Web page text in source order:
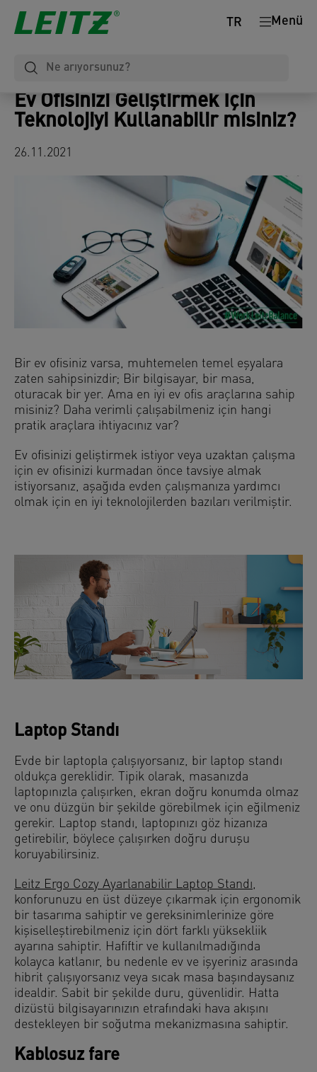
Menü
TR
Ev Ofisinizi Geliştirmek İçin
Teknolojiyi Kullanabilir misiniz?
26.11.2021
Bir ev ofisiniz varsa, muhtemelen temel eşyalara
zaten sahipsinizdir; Bir bilgisayar, bir masa,
oturacak bir yer. Ama en iyi ev ofis araçlarına sahip
misiniz? Daha verimli çalışabilmeniz için hangi
pratik araçlara ihtiyacınız var?
Ev ofisinizi geliştirmek istiyor veya uzaktan çalışma
için ev ofisinizi kurmadan önce tavsiye almak
istiyorsanız, aşağıda evden çalışmanıza yardımcı
olmak için en iyi teknolojilerden bazıları verilmiştir.
Laptop Standı
Evde bir laptopla çalışıyorsanız, bir laptop standı
oldukça gereklidir. Tipik olarak, masanızda
laptopınızla çalışırken, ekran doğru konumda olmaz
ve onu düzgün bir şekilde görebilmek için eğilmeniz
gerekir. Laptop standı, laptopınızı göz hizanıza
getirebilir, böylece çalışırken doğru duruşu
koruyabilirsiniz.
Leitz Ergo Cozy Ayarlanabilir Laptop Standı,
konforunuzu en üst düzeye çıkarmak için ergonomik
bir tasarıma sahiptir ve gereksinimlerinize göre
kişiselleştirebilmeniz için dört farklı yüksekliik
ayarına sahiptir. Hafiftir ve kullanılmadığında
kolayca katlanır, bu nedenle ev ve işyeriniz arasında
hibrit çalışıyorsanız veya sıcak masa başındaysanız
idealdir. Sabit bir şekilde duru, güvenlidir. Hatta
dizüstü bilgisayarınızın etrafındaki hava akışını
destekleyen bir soğutma mekanizmasına sahiptir.
Kablosuz fare